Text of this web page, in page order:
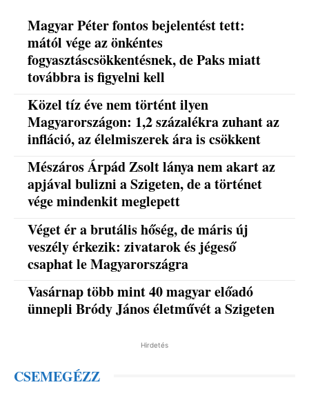
Magyar Péter fontos bejelentést tett:
mától vége az önkéntes
fogyasztáscsökkentésnek, de Paks miatt
továbbra is figyelni kell
Közel tíz éve nem történt ilyen
Magyarországon: 1,2 százalékra zuhant az
infláció, az élelmiszerek ára is csökkent
Mészáros Árpád Zsolt lánya nem akart az
apjával bulizni a Szigeten, de a történet
vége mindenkit meglepett
Véget ér a brutális hőség, de máris új
veszély érkezik: zivatarok és jégeső
csaphat le Magyarországra
Vasárnap több mint 40 magyar előadó
ünnepli Bródy János életművét a Szigeten
Hirdetés
CSEMEGÉZZ